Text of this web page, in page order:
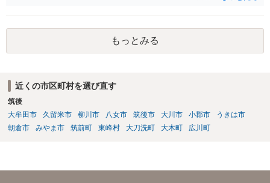
則はありませんが、道義的責任を果たさないことで、他人からの信用
を無くす、不遇を受けるなどの一般的にはそのような事実上の不利益
もっとみる
近くの市区町村を選び直す
筑後
大牟田市
久留米市 柳川市 八女市 筑後市 大川市 小郡市
うきは市
朝倉市
みやま市 筑前町 東峰村 大刀洗町 大木町 広川町